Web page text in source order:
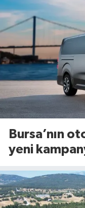
Bursa’nın
yeni